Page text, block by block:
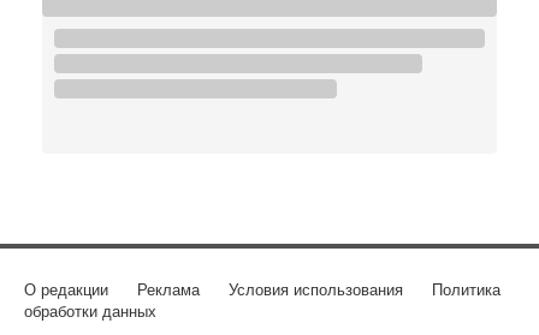
О редакции Реклама Условия использования
Политика
обработки данных